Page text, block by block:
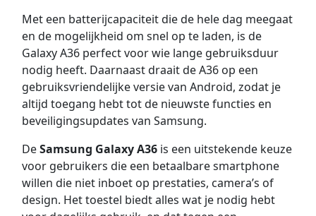
Met een batterijcapaciteit die de hele dag meegaat
en de mogelijkheid om snel op te laden, is de
Galaxy A36 perfect voor wie lange gebruiksduur
nodig heeft. Daarnaast draait de A36 op een
gebruiksvriendelijke versie van Android, zodat je
altijd toegang hebt tot de nieuwste functies en
beveiligingsupdates van Samsung.
DeSamsung Galaxy A36is een uitstekende keuze
voor gebruikers die een betaalbare smartphone
willen die niet inboet op prestaties, camera’s of
design. Het toestel biedt alles wat je nodig hebt